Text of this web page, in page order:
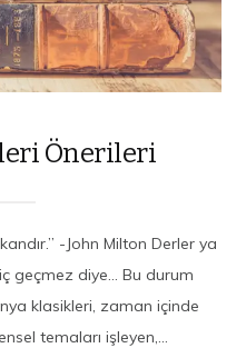
Önerileri
-John Milton Derler ya
geçmez diye… Bu durum
klasikleri, zaman içinde
temaları işleyen,...